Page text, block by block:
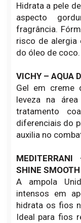
Hidrata a pele
aspecto
fragrância.
risco de alergia
do óleo de coco.
VICHY – AQUA
Gel em creme
leveza na
tratamento
diferenciais do
auxilia no
SHINE SMOOTH
A ampola
intensos em
hidrata os fios
Ideal para fios